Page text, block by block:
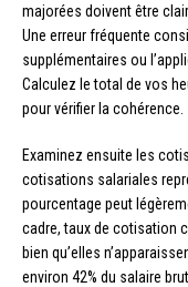
majorées doivent être
Une erreur fréquente
supplémentaires ou
Calculez le total de vos
pour vérifier la cohérence.
Examinez ensuite les
cotisations salariales
pourcentage peut
cadre, taux de cotisation
bien qu’elles
environ 42% du salaire